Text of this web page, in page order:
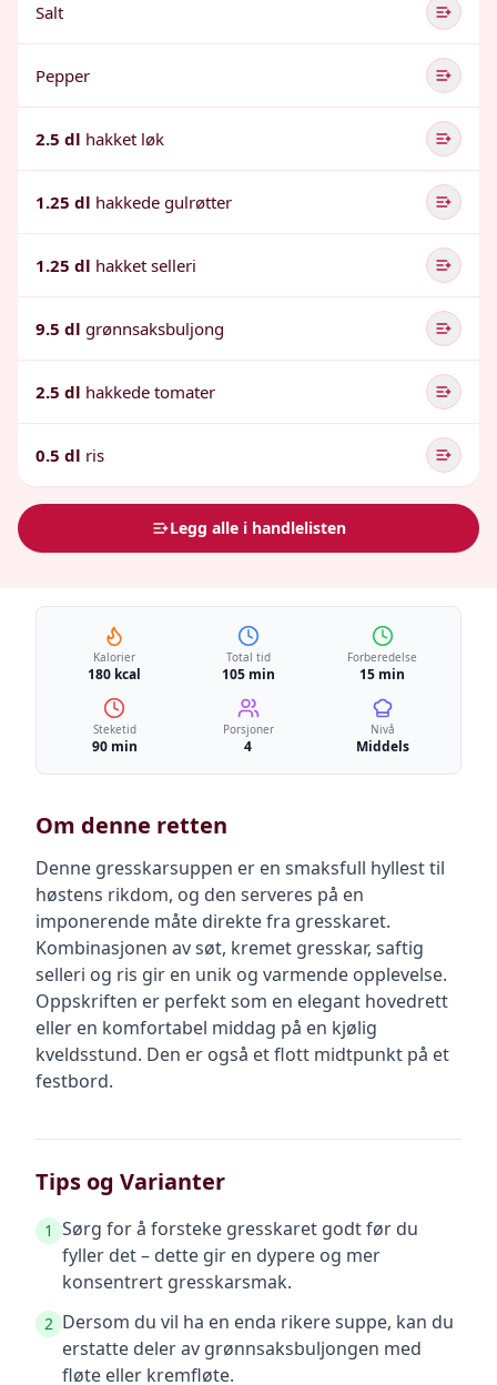
Salt
Pepper
2.5 dl hakket løk
1.25 dl hakkede gulrøtter
1.25 dl hakket selleri
9.5 dl grønnsaksbuljong
2.5 dl hakkede tomater
0.5 dl ris
Legg alle i handlelisten
Kalorier
180 kcal
Total tid
105 min
Forberedelse
15 min
Steketid
90 min
Porsjoner
4
Nivå
Middels
Om denne retten
Denne gresskarsuppen er en smaksfull hyllest til
høstens rikdom, og den serveres på en
imponerende måte direkte fra gresskaret.
Kombinasjonen av søt, kremet gresskar, saftig
selleri og ris gir en unik og varmende opplevelse.
Oppskriften er perfekt som en elegant hovedrett
eller en komfortabel middag på en kjølig
kveldsstund. Den er også et flott midtpunkt på et
festbord.
Tips og Varianter
1 Sørg for å forsteke gresskaret godt før du
fyller det – dette gir en dypere og mer
konsentrert gresskarsmak.
2 Dersom du vil ha en enda rikere suppe, kan du
erstatte deler av grønnsaksbuljongen med
fløte eller kremfløte.